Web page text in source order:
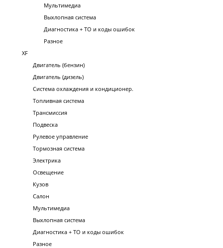
Мультимедиа
Выхлопная система
Диагностика + ТО и коды ошибок
Разное
XF
Двигатель (бензин)
Двигатель (дизель)
Система охлаждения и кондиционер.
Топливная система
Трансмиссия
Подвеска
Рулевое управление
Тормозная система
Электрика
Освещение
Кузов
Салон
Мультимедиа
Выхлопная система
Диагностика + ТО и коды ошибок
Разное